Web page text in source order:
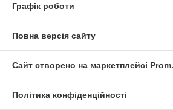
Графік роботи
Повна версія сайту
Сайт створено на маркетплейсі
Політика конфіденційності